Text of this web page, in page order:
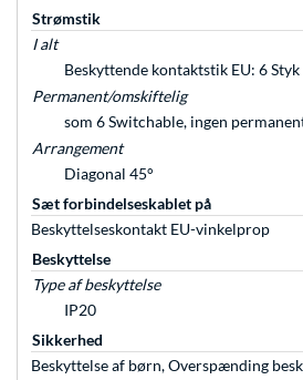
Strømstik
I alt
Beskyttende kontaktstik EU: 6 Styk
Permanent/omskiftelig
som 6 Switchable, ingen
Arrangement
Diagonal 45°
Sæt forbindelseskablet på
Beskyttelseskontakt EU-vinkelprop
Beskyttelse
Type af beskyttelse
IP20
Sikkerhed
Beskyttelse af børn, Overspænding